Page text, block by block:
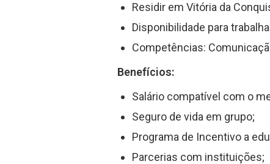
Residir em Vitória da
Disponibilidade para
Competências:
Benefícios:
Salário compatível com o
Seguro de vida em grupo;
Programa de Incentivo a
Parcerias com instituições;